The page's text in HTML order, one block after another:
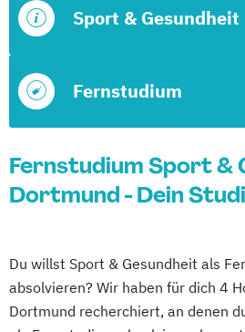
Fernstudium
Sport & Gesundheit
Fernstudium Sport &
Dortmund - Dein
Du willst Sport & Gesundheit als
absolvieren? Wir haben für dich 4
Dortmund recherchiert, an denen